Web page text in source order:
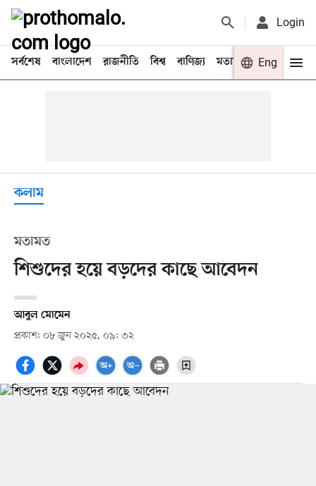
Login
সর্বশেষ বাংলাদেশ রাজনীতি বিশ্ব বাণিজ্য মতামত খেলা
Eng
কলাম
মতামত
শিশুদের হয়ে বড়দের কাছে আবেদন
আবুল মোমেন
প্রকাশ: ০৮ জুন ২০২৫, ০৯: ৩২